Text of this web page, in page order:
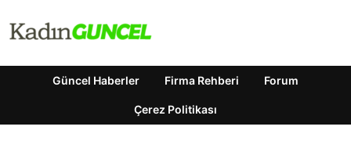
Güncel Haberler Firma Rehberi Forum
Çerez Politikası